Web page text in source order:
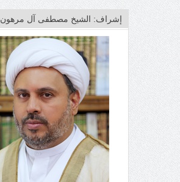
إشراف: الشيخ مصطفى آل مرهون